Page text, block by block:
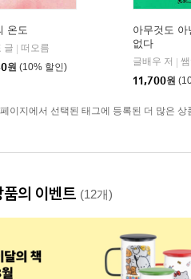
온도
글
떠오름
원 (10% 할인)
아무것도 아
없다
글배우 저
11,700원
이지에서 선택된 태그에 등록된 더 많은 상
품의 이벤트 (12개)